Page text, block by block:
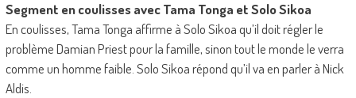
Segment en coulisses avec Tama Tonga et Solo Sikoa
En coulisses, Tama Tonga affirme à Solo Sikoa qu’il doit régler le
problème Damian Priest pour la famille, sinon tout le monde le verra
comme un homme faible. Solo Sikoa répond qu’il va en parler à Nick
Aldis.